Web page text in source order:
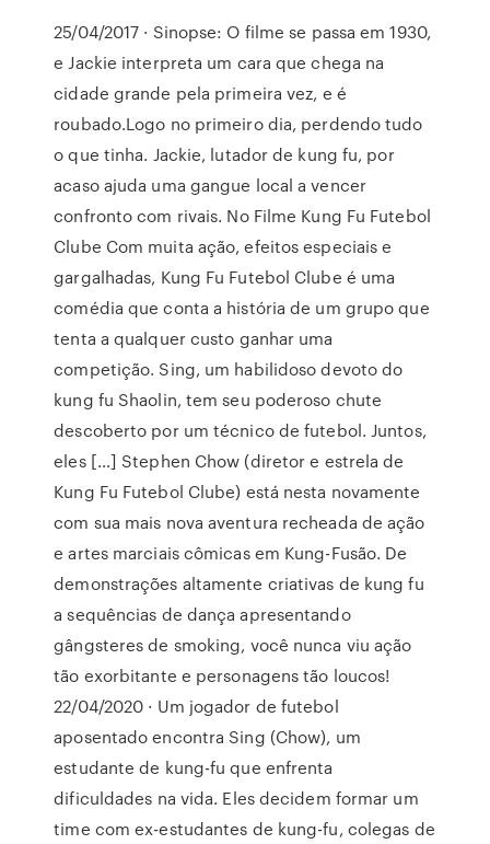
25/04/2017 · Sinopse: O filme se passa em 1930,
e Jackie interpreta um cara que chega na
cidade grande pela primeira vez, e é
roubado.Logo no primeiro dia, perdendo tudo
o que tinha. Jackie, lutador de kung fu, por
acaso ajuda uma gangue local a vencer
confronto com rivais. No Filme Kung Fu Futebol
Clube Com muita ação, efeitos especiais e
gargalhadas, Kung Fu Futebol Clube é uma
comédia que conta a história de um grupo que
tenta a qualquer custo ganhar uma
competição. Sing, um habilidoso devoto do
kung fu Shaolin, tem seu poderoso chute
descoberto por um técnico de futebol. Juntos,
eles […] Stephen Chow (diretor e estrela de
Kung Fu Futebol Clube) está nesta novamente
com sua mais nova aventura recheada de ação
e artes marciais cômicas em Kung-Fusão. De
demonstrações altamente criativas de kung fu
a sequências de dança apresentando
gângsteres de smoking, você nunca viu ação
tão exorbitante e personagens tão loucos!
22/04/2020 · Um jogador de futebol
aposentado encontra Sing (Chow), um
estudante de kung-fu que enfrenta
dificuldades na vida. Eles decidem formar um
time com ex-estudantes de kung-fu, colegas de